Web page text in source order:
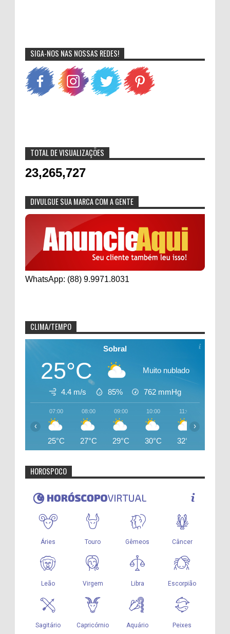
SIGA-NOS NAS NOSSAS REDES!
TOTAL DE VISUALIZAÇÕES
23,265,727
DIVULGUE SUA MARCA COM A GENTE
WhatsApp: (88) 9.9971.8031
CLIMA/TEMPO
Sobral
25°C Muito nublado
4.4 m/s 85% 762 mmHg
07:00
25°C
08:00
27°C
09:00
29°C
10:00
30°C
11:00
32°C
‹ ›
HOROSPOCO